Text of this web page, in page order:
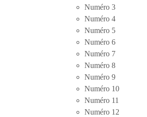
Numéro 3
Numéro 4
Numéro 5
Numéro 6
Numéro 7
Numéro 8
Numéro 9
Numéro 10
Numéro 11
Numéro 12